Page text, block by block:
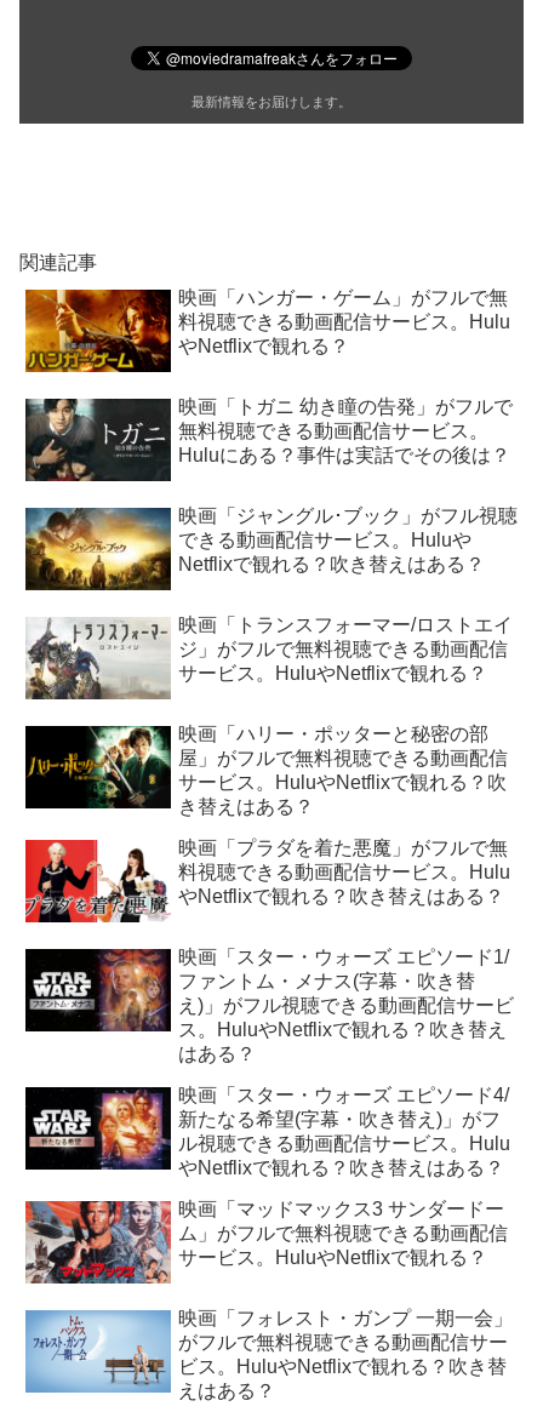
最新情報をお届けします。
関連記事
映画「ハンガー・ゲーム」がフルで無
料視聴できる動画配信サービス。Hulu
やNetflixで観れる？
映画「トガニ 幼き瞳の告発」がフルで
無料視聴できる動画配信サービス。
Huluにある？事件は実話でその後は？
映画「ジャングル･ブック」がフル視聴
できる動画配信サービス。Huluや
Netflixで観れる？吹き替えはある？
映画「トランスフォーマー/ロストエイ
ジ」がフルで無料視聴できる動画配信
サービス。HuluやNetflixで観れる？
映画「ハリー・ポッターと秘密の部
屋」がフルで無料視聴できる動画配信
サービス。HuluやNetflixで観れる？吹
き替えはある？
映画「プラダを着た悪魔」がフルで無
料視聴できる動画配信サービス。Hulu
やNetflixで観れる？吹き替えはある？
映画「スター・ウォーズ エピソード1/
ファントム・メナス(字幕・吹き替
え)」がフル視聴できる動画配信サービ
ス。HuluやNetflixで観れる？吹き替え
はある？
映画「スター・ウォーズ エピソード4/
新たなる希望(字幕・吹き替え)」がフ
ル視聴できる動画配信サービス。Hulu
やNetflixで観れる？吹き替えはある？
映画「マッドマックス3 サンダードー
ム」がフルで無料視聴できる動画配信
サービス。HuluやNetflixで観れる？
映画「フォレスト・ガンプ 一期一会」
がフルで無料視聴できる動画配信サー
ビス。HuluやNetflixで観れる？吹き替
えはある？